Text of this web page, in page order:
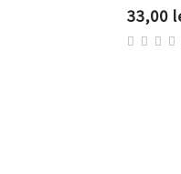
33,00